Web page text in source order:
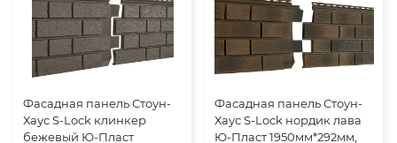
Фасадная панель Стоун-
Хаус S-Lock клинкер
бежевый Ю-Пласт
Фасадная панель Стоун-
Хаус S-Lock нордик лава
Ю-Пласт 1950мм*292мм,